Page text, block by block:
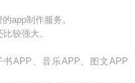
app制作服务。
较强大。
APP、音乐APP、图文APP